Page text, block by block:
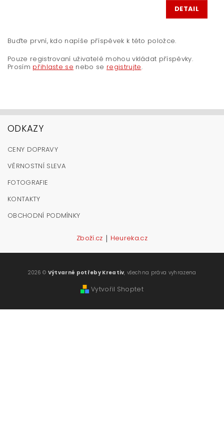
DETAIL
Buďte první, kdo napíše příspěvek k této položce.
Pouze registrovaní uživatelé mohou vkládat příspěvky.
Prosím přihlaste se nebo se registrujte.
ODKAZY
CENY DOPRAVY
VĚRNOSTNÍ SLEVA
FOTOGRAFIE
KONTAKTY
OBCHODNÍ PODMÍNKY
Zboží.cz | Heureka.cz
2026 © Výtvarné potřeby Kreativ, všechna práva vyhrazena
Vytvořil Shoptet